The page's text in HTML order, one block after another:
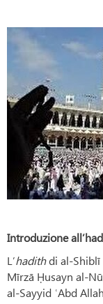
Introduzione
L’hadithdi al-Shiblī
Mīrzā Ḥusayn al-
al-Sayyid ʿAbd